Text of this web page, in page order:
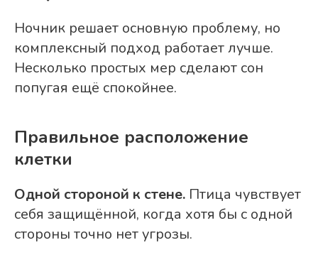
Ночник решает основную проблему, но
комплексный подход работает лучше.
Несколько простых мер сделают сон
попугая ещё спокойнее.
Правильное расположение
клетки
Одной стороной к стене. Птица чувствует
себя защищённой, когда хотя бы с одной
стороны точно нет угрозы.